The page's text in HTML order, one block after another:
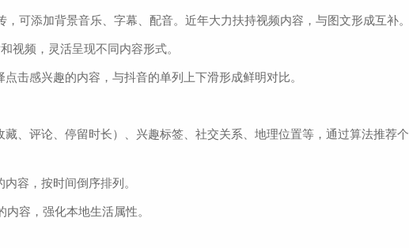
可添加背景音乐、字幕、配音。近年大力扶持视频内容，与图文形成互补。
视频，灵活呈现不同内容形式。
击感兴趣的内容，与抖音的单列上下滑形成鲜明对比。
、评论、停留时长）、兴趣标签、社交关系、地理位置等，通过算法推荐个
容，按时间倒序排列。
容，强化本地生活属性。